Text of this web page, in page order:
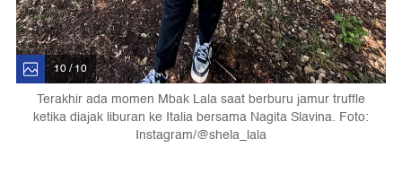
10 / 10
Terakhir ada momen Mbak Lala saat berburu jamur truffle
ketika diajak liburan ke Italia bersama Nagita Slavina. Foto:
Instagram/@shela_lala